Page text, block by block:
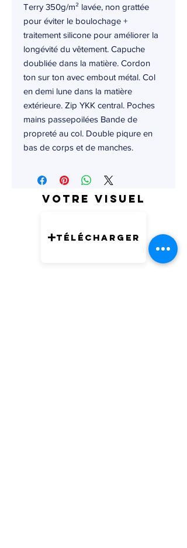
Terry 350g/m² lavée, non grattée
pour éviter le boulochage +
traitement silicone pour améliorer la
longévité du vêtement. Capuche
doubliée dans la matière. Cordon
ton sur ton avec embout métal. Col
en demi lune dans la matière
extérieure. Zip YKK central. Poches
mains passepoilées Bande de
propreté au col. Double piqure en
bas de corps et de manches.
Votre visuel
Télécharger